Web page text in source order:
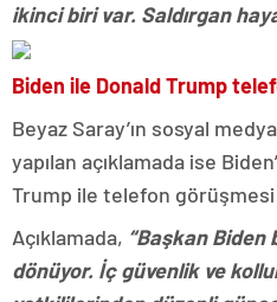
ikinci biri var. Saldırgan
Biden ile Donald Trump
Beyaz Saray’ın sosyal
yapılan açıklamada ise
Trump ile telefon görüşmesi
Açıklamada, “Başkan Biden
dönüyor. İç güvenlik ve